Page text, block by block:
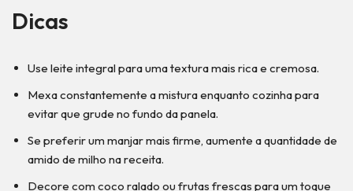
Dicas
Use leite integral para uma textura mais rica e cremosa.
Mexa constantemente a mistura enquanto cozinha para
evitar que grude no fundo da panela.
Se preferir um manjar mais firme, aumente a quantidade de
amido de milho na receita.
Decore com coco ralado ou frutas frescas para um toque